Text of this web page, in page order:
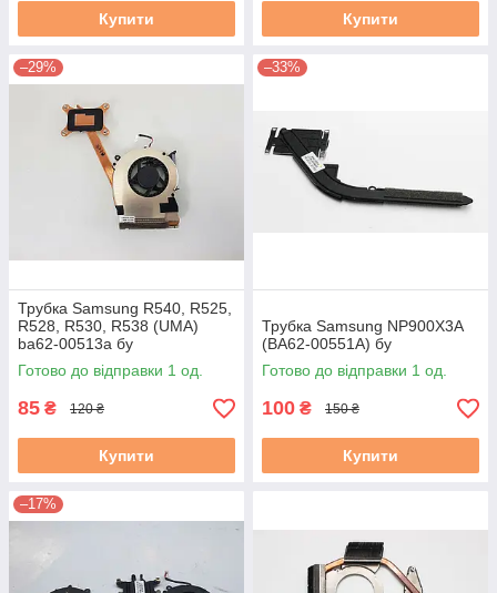
Купити Купити
–29%
Трубка Samsung R540, R525,
R528, R530, R538 (UMA)
ba62-00513a бу
Готово до відправки 1 од.
85 ₴ 120 ₴
Купити
–33%
Трубка Samsung NP900X3A
(BA62-00551A) бу
Готово до відправки 1 од.
100 ₴ 150 ₴
Купити
–17%